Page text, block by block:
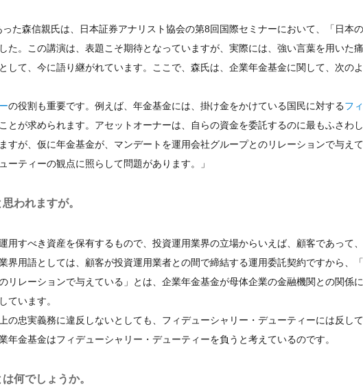
た森信親氏は、日本証券アナリスト協会の第8回国際セミナーにおいて、「日本
た。この講演は、表題こそ期待となっていますが、実際には、強い言葉を用いた
して、今に語り継がれています。ここで、森氏は、企業年金基金に関して、次の
の役割も重要です。例えば、年金基金には、掛け金をかけている国民に対するフ
とが求められます。アセットオーナーは、自らの資金を委託するのに最もふさわ
すが、仮に年金基金が、マンデートを運用会社グループとのリレーションで与え
ーティーの観点に照らして問題があります。」
われますが。
すべき資産を保有するもので、投資運用業界の立場からいえば、顧客であって
界用語としては、顧客が投資運用業者との間で締結する運用委託契約ですから、
リレーションで与えている」とは、企業年金基金が母体企業の金融機関との関係
ています。
忠実義務に違反しないとしても、フィデューシャリー・デューティーには反し
年金基金はフィデューシャリー・デューティーを負うと考えているのです。
何でしょうか。